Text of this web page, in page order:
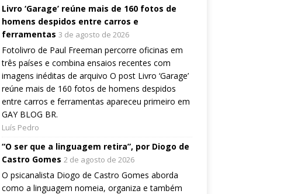
Livro ‘Garage’ reúne mais de 160 fotos de
homens despidos entre carros e
ferramentas 3 de agosto de 2026
Fotolivro de Paul Freeman percorre oficinas em
três países e combina ensaios recentes com
imagens inéditas de arquivo O post Livro ‘Garage’
reúne mais de 160 fotos de homens despidos
entre carros e ferramentas apareceu primeiro em
GAY BLOG BR.
Luís Pedro
“O ser que a linguagem retira”, por Diogo de
Castro Gomes 2 de agosto de 2026
O psicanalista Diogo de Castro Gomes aborda
como a linguagem nomeia, organiza e também